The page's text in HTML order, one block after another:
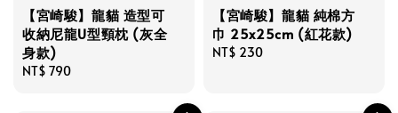
【宮崎駿】龍貓 造型可
收納尼龍U型頸枕 (灰全
身款)
Regular
NT$ 790
【宮崎駿】龍貓 純棉方
巾 25x25cm (紅花款)
Regular
NT$ 230